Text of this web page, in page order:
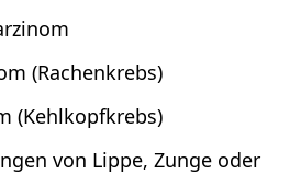
(Rachenkrebs)
von Lippe, Zunge oder